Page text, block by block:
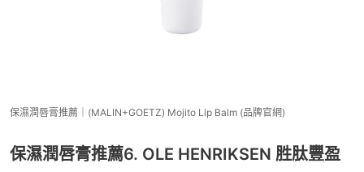
保濕潤唇膏推薦｜(MALIN+GOETZ) Mojito Lip Balm (品牌官網)
保濕潤唇膏推薦6. OLE HENRIKSEN 胜肽豐盈